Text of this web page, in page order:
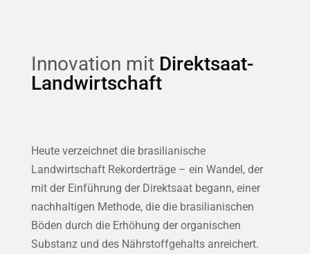
Innovation mit Direktsaat-
Landwirtschaft
Heute verzeichnet die brasilianische
Landwirtschaft Rekorderträge – ein Wandel, der
mit der Einführung der Direktsaat begann, einer
nachhaltigen Methode, die die brasilianischen
Böden durch die Erhöhung der organischen
Substanz und des Nährstoffgehalts anreichert.